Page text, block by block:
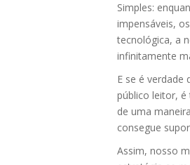
Simples:
impensáveis,
tecnológica, a
infinitamente
E se é
público leitor,
de uma
consegue
Assim, nosso